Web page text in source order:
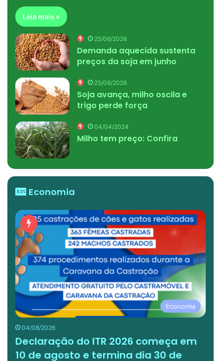
Leia mais »
25/06/2026
Demanda aquecida sustenta
preços da soja em junho
25/06/2026
Soja avança, milho oscila e
trigo perde força
04/04/2024
Milho tem preço: Confira
Economia
Economia
04/08/2026
Declaração do ITR 2026 começa em
10 de agosto e termina dia 30 de